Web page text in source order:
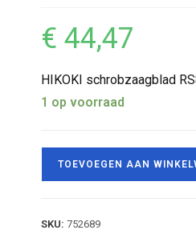
€ 44,47
HIKOKI schrobzaagblad
1 op voorraad
TOEVOEGEN AAN
SKU: 752689